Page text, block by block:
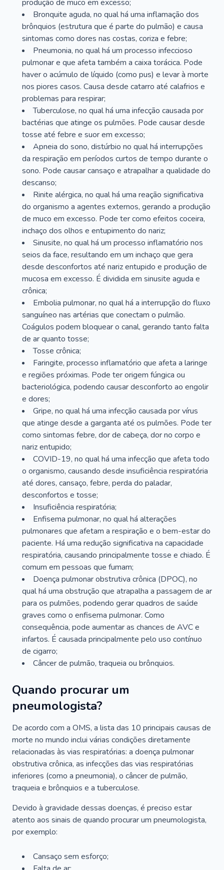
produção de muco em excesso;
Bronquite aguda, no qual há uma inflamação dos
brônquios (estrutura que é parte do pulmão) e causa
sintomas como dores nas costas, coriza e febre;
Pneumonia, no qual há um processo infeccioso
pulmonar e que afeta também a caixa torácica. Pode
haver o acúmulo de líquido (como pus) e levar à morte
nos piores casos. Causa desde catarro até calafrios e
problemas para respirar;
Tuberculose, no qual há uma infecção causada por
bactérias que atinge os pulmões. Pode causar desde
tosse até febre e suor em excesso;
Apneia do sono, distúrbio no qual há interrupções
da respiração em períodos curtos de tempo durante o
sono. Pode causar cansaço e atrapalhar a qualidade do
descanso;
Rinite alérgica, no qual há uma reação significativa
do organismo a agentes externos, gerando a produção
de muco em excesso. Pode ter como efeitos coceira,
inchaço dos olhos e entupimento do nariz;
Sinusite, no qual há um processo inflamatório nos
seios da face, resultando em um inchaço que gera
desde desconfortos até nariz entupido e produção de
mucosa em excesso. É dividida em sinusite aguda e
crônica;
Embolia pulmonar, no qual há a interrupção do fluxo
sanguíneo nas artérias que conectam o pulmão.
Coágulos podem bloquear o canal, gerando tanto falta
de ar quanto tosse;
Tosse crônica;
Faringite, processo inflamatório que afeta a laringe
e regiões próximas. Pode ter origem fúngica ou
bacteriológica, podendo causar desconforto ao engolir
e dores;
Gripe, no qual há uma infecção causada por vírus
que atinge desde a garganta até os pulmões. Pode ter
como sintomas febre, dor de cabeça, dor no corpo e
nariz entupido;
COVID-19, no qual há uma infecção que afeta todo
o organismo, causando desde insuficiência respiratória
até dores, cansaço, febre, perda do paladar,
desconfortos e tosse;
Insuficiência respiratória;
Enfisema pulmonar, no qual há alterações
pulmonares que afetam a respiração e o bem-estar do
paciente. Há uma redução significativa na capacidade
respiratória, causando principalmente tosse e chiado. É
comum em pessoas que fumam;
Doença pulmonar obstrutiva crônica (DPOC), no
qual há uma obstrução que atrapalha a passagem de ar
para os pulmões, podendo gerar quadros de saúde
graves como o enfisema pulmonar. Como
consequência, pode aumentar as chances de AVC e
infartos. É causada principalmente pelo uso contínuo
de cigarro;
Câncer de pulmão, traqueia ou brônquios.
Quando procurar um
pneumologista?
De acordo com a OMS, a lista das 10 principais causas de
morte no mundo inclui várias condições diretamente
relacionadas às vias respiratórias: a doença pulmonar
obstrutiva crônica, as infecções das vias respiratórias
inferiores (como a pneumonia), o câncer de pulmão,
traqueia e brônquios e a tuberculose.
Devido à gravidade dessas doenças, é preciso estar
atento aos sinais de quando procurar um pneumologista,
por exemplo:
Cansaço sem esforço;